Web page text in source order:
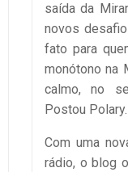
saída da
novos
fato para
monótono na
calmo, no
Postou Polary.
Com uma
rádio, o blog